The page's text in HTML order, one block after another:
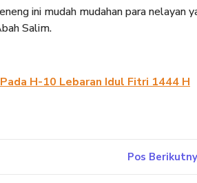
ini mudah mudahan para nelayan
Salim.
H-10 Lebaran Idul Fitri 1444 H
Pos